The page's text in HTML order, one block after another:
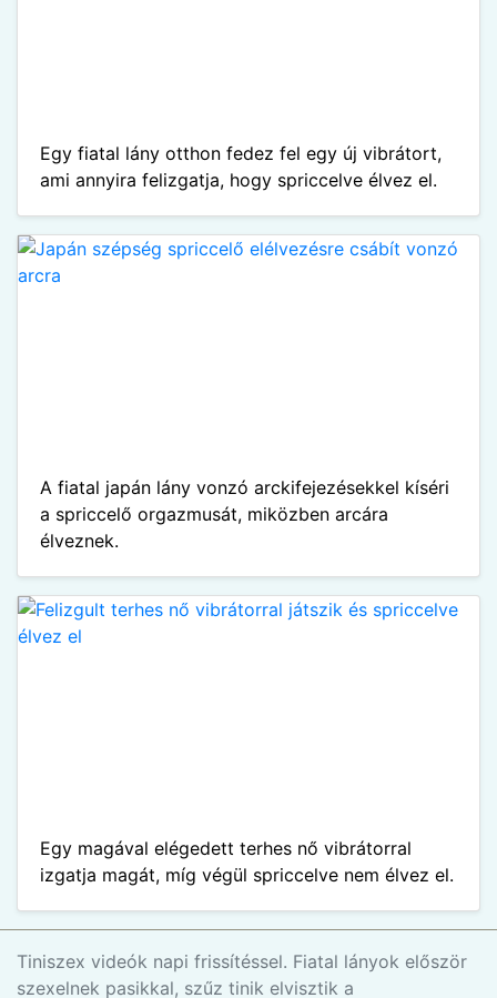
Egy fiatal lány otthon fedez fel egy új vibrátort,
ami annyira felizgatja, hogy spriccelve élvez el.
A fiatal japán lány vonzó arckifejezésekkel kíséri
a spriccelő orgazmusát, miközben arcára
élveznek.
Egy magával elégedett terhes nő vibrátorral
izgatja magát, míg végül spriccelve nem élvez el.
Tiniszex videók napi frissítéssel. Fiatal lányok először
szexelnek pasikkal, szűz tinik elvisztik a